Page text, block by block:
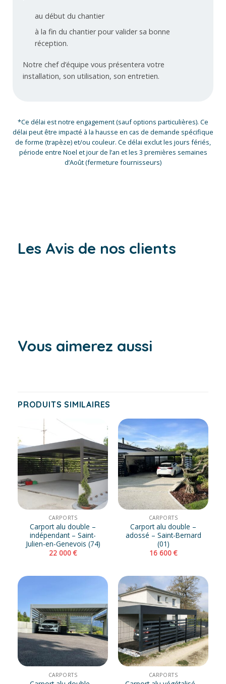
au début du chantier
à la fin du chantier pour valider sa bonne
réception.
Notre chef d’équipe vous présentera votre
installation, son utilisation, son entretien.
*Ce délai est notre engagement (sauf options particulières). Ce
délai peut être impacté à la hausse en cas de demande spécifique
de forme (trapèze) et/ou couleur. Ce délai exclut les jours fériés,
période entre Noel et jour de l’an et les 3 premières semaines
d’Août (fermeture fournisseurs)
Les Avis de nos clients
Vous aimerez aussi
PRODUITS SIMILAIRES
CARPORTS
Carport alu double –
indépendant – Saint-
Julien-en-Genevois (74)
22 000€
CARPORTS
Carport alu double –
adossé – Saint-Bernard
(01)
16 600€
CARPORTS CARPORTS